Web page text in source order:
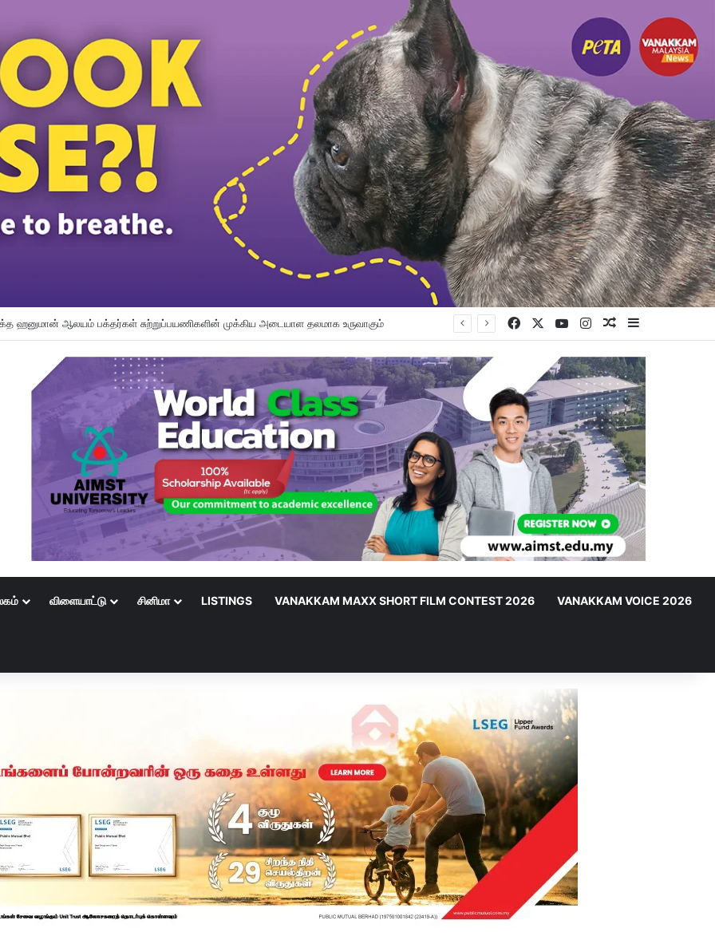
விமானிகளுக்கு கட்டாய போதைப்பொருள் பரிசோதனை Facebook YouTubeInstagramRandom Article
விளையாட்டு சினிமா LISTINGS VANAKKAM MAXX SHORT FILM CONTEST 2026 VANAKKAM VOICE 2026